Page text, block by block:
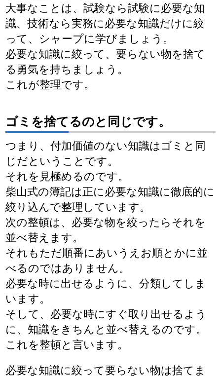
大事なことは、試験なら試験に必要な知
識、技術なら実務に必要な知識だけに絞
って、シャープに学びましょう。
必要な知識に絞って、要らない物を捨て
る勇気を持ちましょう。
これが整理です。
ゴミを捨てるのと同じです。
つまり、付加価値のない知識はゴミと同
じだということです。
それを見極めるのです。
柴山式の簿記は正に必要な知識に徹底的に
絞り込んで整理しています。
次の整頓は、必要な物を絞ったらそれを
並べ替えます。
それもただ順番にあいうえお順とかに並
べるのではありません。
必要な時に出せるように、分類してしま
います。
そして、必要な時にすぐ取り出せるよう
に、知識をきちんと並べ替えるのです。
これを整頓と言います。
必要な知識に絞って要らない物は捨てま